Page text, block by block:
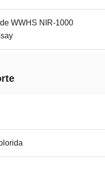
WWHS NIR-1000